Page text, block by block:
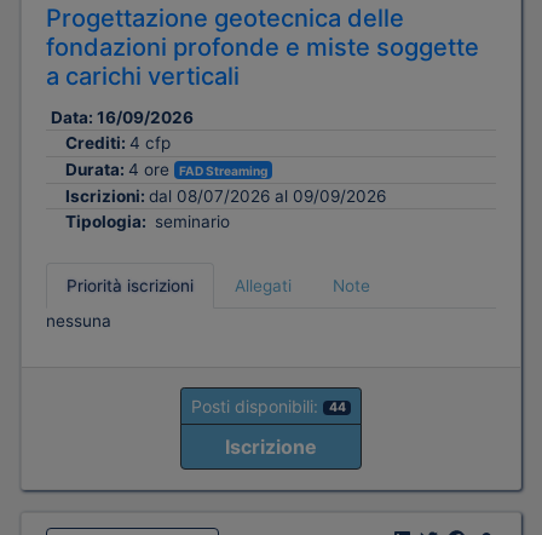
Progettazione geotecnica delle
fondazioni profonde e miste soggette
a carichi verticali
Data: 16/09/2026
Crediti: 4 cfp
Durata: 4 ore FAD Streaming
Iscrizioni: dal 08/07/2026 al 09/09/2026
Tipologia: seminario
Priorità iscrizioni Allegati
Note
nessuna
Posti disponibili: 44
Iscrizione